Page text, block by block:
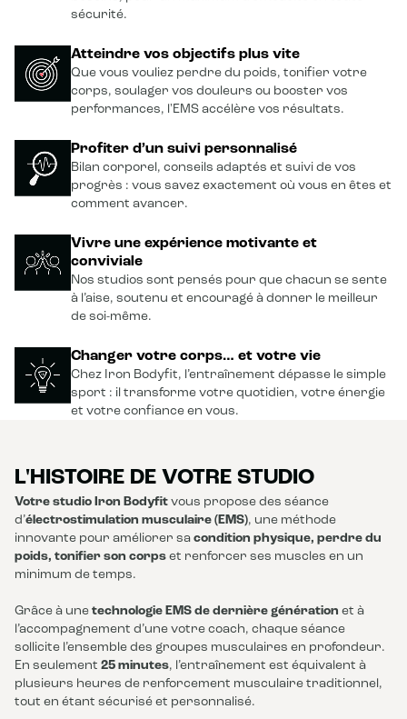
sécurité.
Atteindre vos objectifs plus vite
Que vous vouliez perdre du poids, tonifier votre
corps, soulager vos douleurs ou booster vos
performances, l'EMS accélère vos résultats.
Profiter d’un suivi personnalisé
Bilan corporel, conseils adaptés et suivi de vos
progrès : vous savez exactement où vous en êtes et
comment avancer.
Vivre une expérience motivante et
conviviale
Nos studios sont pensés pour que chacun se sente
à l’aise, soutenu et encouragé à donner le meilleur
de soi-même.
Changer votre corps… et votre vie
Chez Iron Bodyfit, l’entraînement dépasse le simple
sport : il transforme votre quotidien, votre énergie
et votre confiance en vous.
L'HISTOIRE DE VOTRE STUDIO
Votre studio Iron Bodyfit vous propose des séance
d’électrostimulation musculaire (EMS), une méthode
innovante pour améliorer sa condition physique, perdre du
poids, tonifier son corps et renforcer ses muscles en un
minimum de temps.
Grâce à une technologie EMS de dernière génération et à
l’accompagnement d’une votre coach, chaque séance
sollicite l’ensemble des groupes musculaires en profondeur.
En seulement 25 minutes, l’entraînement est équivalent à
plusieurs heures de renforcement musculaire traditionnel,
tout en étant sécurisé et personnalisé.